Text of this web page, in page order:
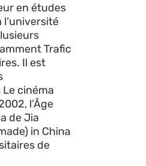
en études
Trafic
Il est
cinéma
l’Âge
de Jia
in China
de